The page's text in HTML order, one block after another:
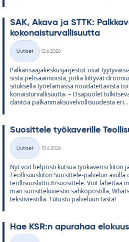
SAK, Akava ja STTK:
ko­ko­nais­tur­val­li­suutta
Kategoriat
Uutiset
12.6.2026
Pal­kan­saa­ja­kes­kus­jär­jes­töt ovat
sistä pe­li­sään­nöistä, jotka liit­ty­vät
si­tuk­sella työ­elä­mässä nou­da­tet­ta­vista
ko­nais­tur­val­li­suutta. – Os­a­puo­let
dän­töä pal­kan­mak­su­vel­vol­li­suu­desta eri...
Suo­sit­tele työ­ka­ve­rille
Kategoriat
Uutiset
10.6.2026
Nyt voit hel­posti kut­sua työ­ka­ve­risi lii­ton
Teol­li­suus­lii­ton Suo­sit­tele-pal­ve­lun avulla
teol­li­suus­liitto.fi/suo­sit­tele. Voit lä­het­tää
man suo­sit­te­lu­vies­tin säh­kö­pos­tilla,
teks­ti­vies­tillä. Tu­tustu pal­ve­luun tästä!
Hae KSR:n apu­ra­haa